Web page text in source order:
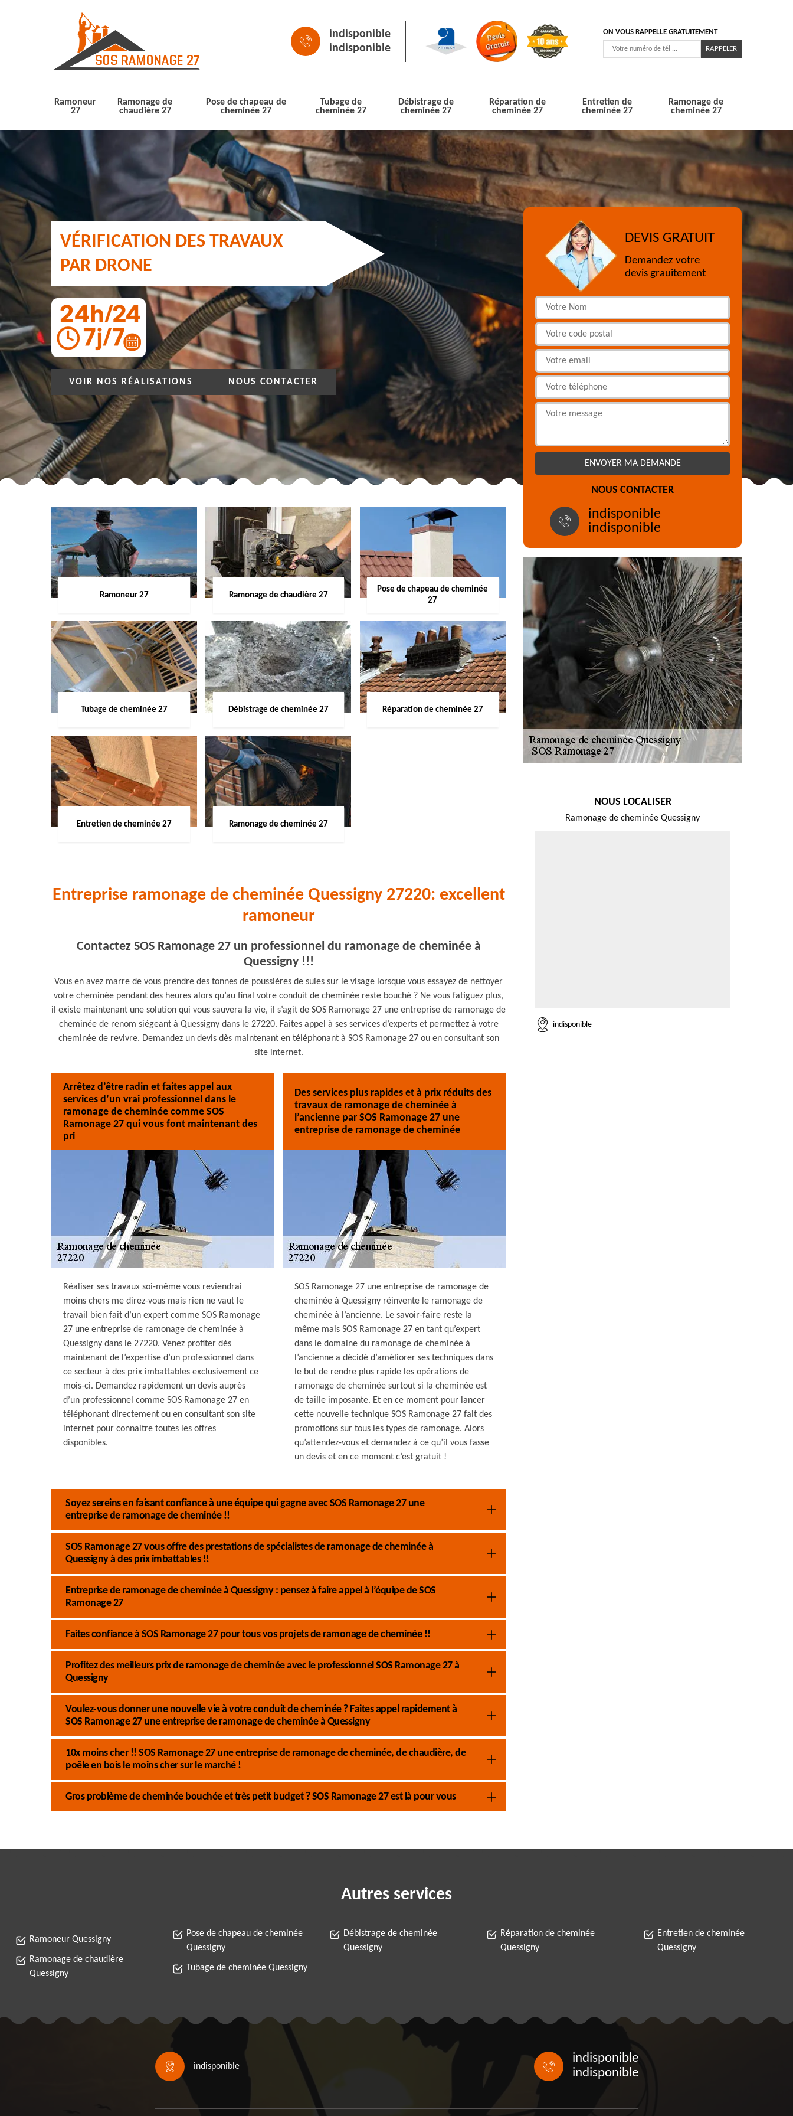
indisponible
indisponible
ON VOUS RAPPELLE GRATUITEMENT
Ramoneur
27
Ramonage de
chaudière 27
Pose de chapeau de
cheminée 27
Tubage de
cheminée 27
Débistrage de
cheminée 27
Réparation de
cheminée 27
Entretien de
cheminée 27
Ramonage de
cheminée 27
VÉRIFICATION DES TRAVAUX
PAR DRONE
VOIR NOS RÉALISATIONS NOUS CONTACTER
Ramoneur 27 Ramonage de chaudière 27
Pose de chapeau de cheminée
27
Tubage de cheminée 27 Débistrage de cheminée 27 Réparation de cheminée 27
Entretien de cheminée 27 Ramonage de cheminée 27
Entreprise ramonage de cheminée Quessigny 27220: excellent
ramoneur
Contactez SOS Ramonage 27 un professionnel du ramonage de cheminée à
Quessigny !!!
Vous en avez marre de vous prendre des tonnes de poussières de suies sur le visage lorsque vous essayez de nettoyer
votre cheminée pendant des heures alors qu’au final votre conduit de cheminée reste bouché ? Ne vous fatiguez plus,
il existe maintenant une solution qui vous sauvera la vie, il s’agit de SOS Ramonage 27 une entreprise de ramonage de
cheminée de renom siégeant à Quessigny dans le 27220. Faites appel à ses services d’experts et permettez à votre
cheminée de revivre. Demandez un devis dès maintenant en téléphonant à SOS Ramonage 27 ou en consultant son
site internet.
Arrêtez d’être radin et faites appel aux
services d’un vrai professionnel dans le
ramonage de cheminée comme SOS
Ramonage 27 qui vous font maintenant des
pri
Réaliser ses travaux soi-même vous reviendrai
moins chers me direz-vous mais rien ne vaut le
travail bien fait d’un expert comme SOS Ramonage
27 une entreprise de ramonage de cheminée à
Quessigny dans le 27220. Venez profiter dès
maintenant de l’expertise d’un professionnel dans
ce secteur à des prix imbattables exclusivement ce
mois-ci. Demandez rapidement un devis auprès
d’un professionnel comme SOS Ramonage 27 en
téléphonant directement ou en consultant son site
internet pour connaitre toutes les offres
disponibles.
Des services plus rapides et à prix réduits des
travaux de ramonage de cheminée à
l’ancienne par SOS Ramonage 27 une
entreprise de ramonage de cheminée
SOS Ramonage 27 une entreprise de ramonage de
cheminée à Quessigny réinvente le ramonage de
cheminée à l’ancienne. Le savoir-faire reste la
même mais SOS Ramonage 27 en tant qu’expert
dans le domaine du ramonage de cheminée à
l’ancienne a décidé d’améliorer ses techniques dans
le but de rendre plus rapide les opérations de
ramonage de cheminée surtout si la cheminée est
de taille imposante. Et en ce moment pour lancer
cette nouvelle technique SOS Ramonage 27 fait des
promotions sur tous les types de ramonage. Alors
qu’attendez-vous et demandez à ce qu’il vous fasse
un devis et en ce moment c’est gratuit !
Soyez sereins en faisant confiance à une équipe qui gagne avec SOS Ramonage 27 une
entreprise de ramonage de cheminée !!
SOS Ramonage 27 vous offre des prestations de spécialistes de ramonage de cheminée à
Quessigny à des prix imbattables !!
Entreprise de ramonage de cheminée à Quessigny : pensez à faire appel à l’équipe de SOS
Ramonage 27
Faites confiance à SOS Ramonage 27 pour tous vos projets de ramonage de cheminée !!
Profitez des meilleurs prix de ramonage de cheminée avec le professionnel SOS Ramonage 27 à
Quessigny
Voulez-vous donner une nouvelle vie à votre conduit de cheminée ? Faites appel rapidement à
SOS Ramonage 27 une entreprise de ramonage de cheminée à Quessigny
10x moins cher !! SOS Ramonage 27 une entreprise de ramonage de cheminée, de chaudière, de
poêle en bois le moins cher sur le marché !
Gros problème de cheminée bouchée et très petit budget ? SOS Ramonage 27 est là pour vous
DEVIS GRATUIT
Demandez votre
devis grauitement
NOUS CONTACTER
indisponible
indisponible
NOUS LOCALISER
Ramonage de cheminée Quessigny
indisponible
Autres services
Ramoneur Quessigny
Ramonage de chaudière
Quessigny
Pose de chapeau de cheminée
Quessigny
Tubage de cheminée Quessigny
Débistrage de cheminée
Quessigny
Réparation de cheminée
Quessigny
Entretien de cheminée
Quessigny
indisponible
indisponible
indisponible